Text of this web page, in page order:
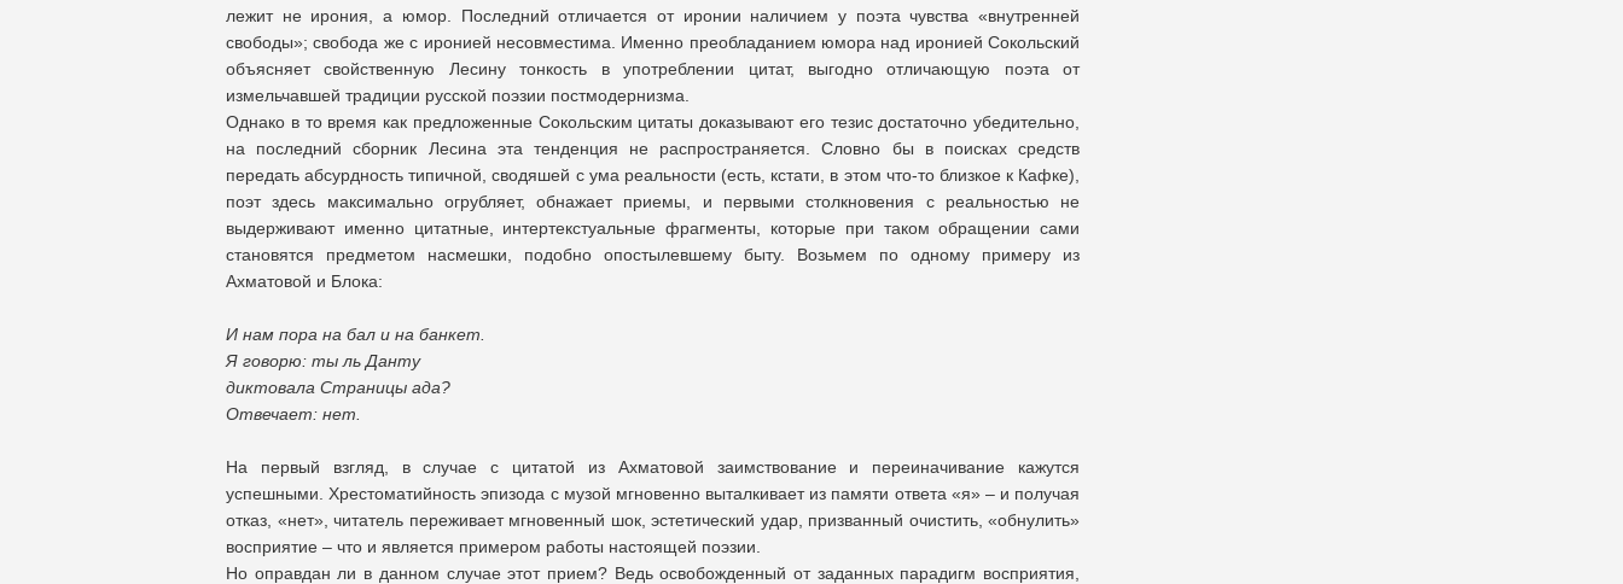
лежит не ирония, а юмор. Последний отличается от иронии наличием у поэта чувства «внутренней
свободы»; свобода же с иронией несовместима. Именно преобладанием юмора над иронией Сокольский
объясняет свойственную Лесину тонкость в употреблении цитат, выгодно отличающую поэта от
измельчавшей традиции русской поэзии постмодернизма.
Однако в то время как предложенные Сокольским цитаты доказывают его тезис достаточно убедительно,
на последний сборник Лесина эта тенденция не распространяется. Словно бы в поисках средств
передать абсурдность типичной, сводяшей с ума реальности (есть, кстати, в этом что-то близкое к Кафке),
поэт здесь максимально огрубляет, обнажает приемы, и первыми столкновения с реальностью не
выдерживают именно цитатные, интертекстуальные фрагменты, которые при таком обращении сами
становятся предметом насмешки, подобно опостылевшему быту. Возьмем по одному примеру из
Ахматовой и Блока:
И нам пора на бал и на банкет.
Я говорю: ты ль Данту
диктовала Страницы ада?
Отвечает: нет.
На первый взгляд, в случае с цитатой из Ахматовой заимствование и переиначивание кажутся
успешными. Хрестоматийность эпизода с музой мгновенно выталкивает из памяти ответа «я» – и получая
отказ, «нет», читатель переживает мгновенный шок, эстетический удар, призванный очистить, «обнулить»
восприятие – что и является примером работы настоящей поэзии.
Но оправдан ли в данном случае этот прием? Ведь освобожденный от заданных парадигм восприятия,